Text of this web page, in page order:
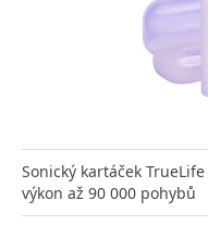
Sonický kartáček
výkon až 90 000 pohybů